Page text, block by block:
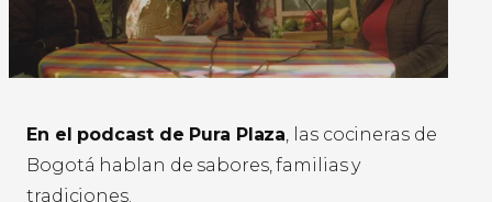
En el podcast de Pura Plaza, las cocineras de
Bogotá hablan de sabores, familias y
tradiciones.